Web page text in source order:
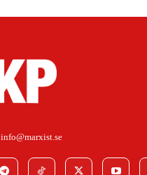
info@marxist.se